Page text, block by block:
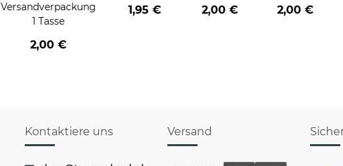
Versandverpackung
1 Tasse
2,00 €
1,95 € 2,00 € 2,00 €
Kontaktiere uns Versand